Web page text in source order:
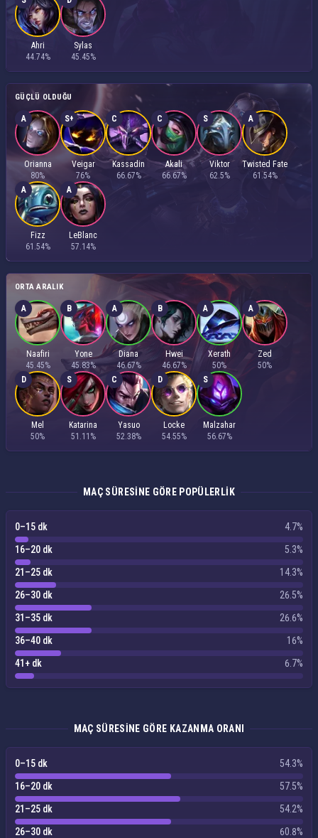
Ahri
44.74%
Sylas
45.45%
GÜÇLÜ OLDUĞU
A
Orianna
80%
S+
Veigar
76%
C
Kassadin
66.67%
C
Akali
66.67%
S
Viktor
62.5%
A
Twisted Fate
61.54%
A
Fizz
61.54%
A
LeBlanc
57.14%
ORTA ARALIK
A
Naafiri
45.45%
B
Yone
45.83%
A
Diana
46.67%
B
Hwei
46.67%
A
Xerath
50%
A
Zed
50%
D
Mel
50%
S
Katarina
51.11%
C
Yasuo
52.38%
D
Locke
54.55%
S
Malzahar
56.67%
MAÇ SÜRESINE GÖRE POPÜLERLIK
0–15 dk
4.7%
16–20 dk
5.3%
21–25 dk
14.3%
26–30 dk
26.5%
31–35 dk
26.6%
36–40 dk
16%
41+ dk
6.7%
MAÇ SÜRESINE GÖRE KAZANMA ORANI
0–15 dk
54.3%
16–20 dk
57.5%
21–25 dk
54.2%
26–30 dk
60.8%